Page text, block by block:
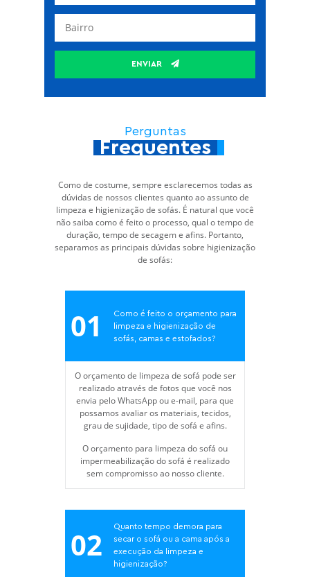
ENVIAR
Perguntas
Frequentes
Como de costume, sempre esclarecemos todas as
dúvidas de nossos clientes quanto ao assunto de
limpeza e higienização de sofás. É natural que você
não saiba como é feito o processo, qual o tempo de
duração, tempo de secagem e afins. Portanto,
separamos as principais dúvidas sobre higienização
de sofás:
01
Como é feito o orçamento para
limpeza e higienização de
sofás, camas e estofados?
O orçamento de limpeza de sofá pode ser
realizado através de fotos que você nos
envia pelo WhatsApp ou e-mail, para que
possamos avaliar os materiais, tecidos,
grau de sujidade, tipo de sofá e afins.
O orçamento para limpeza do sofá ou
impermeabilização do sofá é realizado
sem compromisso ao nosso cliente.
02
Quanto tempo demora para
secar o sofá ou a cama após a
execução da limpeza e
higienização?